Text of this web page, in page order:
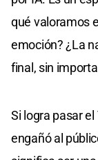
qué valoramos
emoción? ¿La
final, sin
Si logra pasar
engañó al